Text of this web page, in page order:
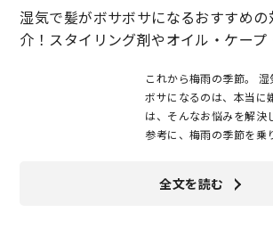
湿気で髪がボサボサになるおすすめ
介！スタイリング剤やオイル・ケー
これから梅雨の季節。
ボサになるのは、本当
は、そんなお悩みを解決
参考に、梅雨の季節を乗
全文を読む